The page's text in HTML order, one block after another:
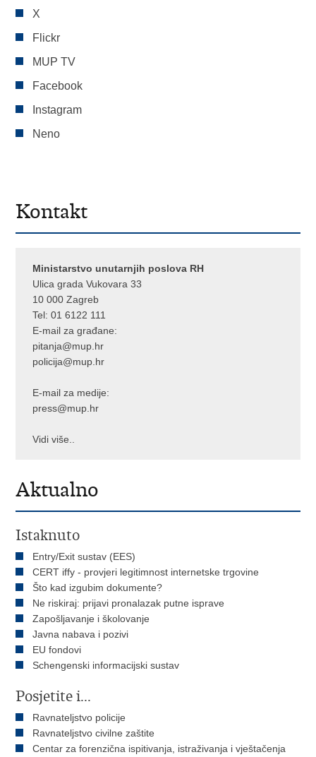
X
Flickr
MUP TV
Facebook
Instagram
Neno
Kontakt
Ministarstvo unutarnjih poslova RH
Ulica grada Vukovara 33
10 000 Zagreb
Tel:01 6122 111
E-mail za građane:
pitanja@mup.hr
policija@mup.hr
E-mail za medije:
press@mup.hr
Vidi više..
Aktualno
Istaknuto
Entry/Exit sustav (EES)
CERT iffy - provjeri legitimnost internetske trgovine
Što kad izgubim dokumente?
Ne riskiraj: prijavi pronalazak putne isprave
Zapošljavanje i školovanje
Javna nabava i pozivi
EU fondovi
Schengenski informacijski sustav
Posjetite i...
Ravnateljstvo policije
Ravnateljstvo civilne zaštite
Centar za forenzična ispitivanja, istraživanja i vještačenja